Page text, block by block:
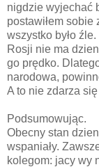
nigdzie wyjechać
postawiłem
wszystko było
Rosji nie ma
go prędko.
narodowa,
A to nie zdarza
Podsumowując.
Obecny stan
wspaniały.
kolegom: jacy wy